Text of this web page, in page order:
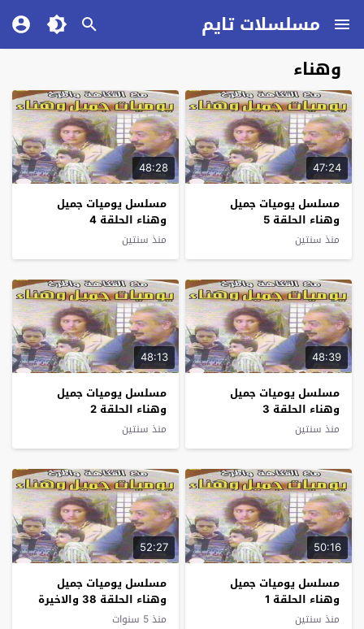
مسلسلات تايم
وهناء
47:24
مسلسل يوميات جميل
وهناء الحلقة 5
منذ سنتين
48:28
مسلسل يوميات جميل
وهناء الحلقة 4
منذ سنتين
48:39
مسلسل يوميات جميل
وهناء الحلقة 3
منذ سنتين
48:13
مسلسل يوميات جميل
وهناء الحلقة 2
منذ سنتين
50:16
مسلسل يوميات جميل
وهناء الحلقة 1
منذ سنتين
52:27
مسلسل يوميات جميل
وهناء الحلقة 38 والاخيرة
منذ 5 سنوات